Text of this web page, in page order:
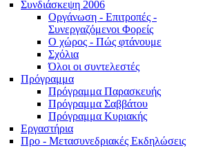
Συνδιάσκεψη 2006
Οργάνωση - Επιτροπές -
Συνεργαζόμενοι Φορείς
Ο χώρος - Πώς φτάνουμε
Σχόλια
Όλοι οι συντελεστές
Πρόγραμμα
Πρόγραμμα Παρασκευής
Πρόγραμμα Σαββάτου
Πρόγραμμα Κυριακής
Εργαστήρια
Προ - Μετασυνεδριακές Εκδηλώσεις